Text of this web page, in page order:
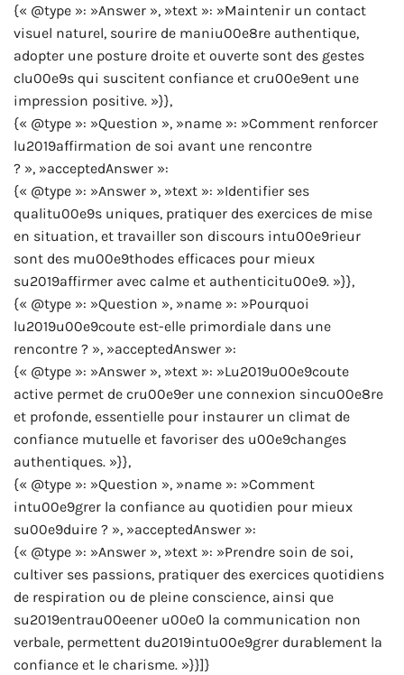
{« @type »: »Answer », »text »: »Maintenir un contact
visuel naturel, sourire de maniu00e8re authentique,
adopter une posture droite et ouverte sont des gestes
clu00e9s qui suscitent confiance et cru00e9ent une
impression positive. »}},
{« @type »: »Question », »name »: »Comment renforcer
lu2019affirmation de soi avant une rencontre
? », »acceptedAnswer »:
{« @type »: »Answer », »text »: »Identifier ses
qualitu00e9s uniques, pratiquer des exercices de mise
en situation, et travailler son discours intu00e9rieur
sont des mu00e9thodes efficaces pour mieux
su2019affirmer avec calme et authenticitu00e9. »}},
{« @type »: »Question », »name »: »Pourquoi
lu2019u00e9coute est-elle primordiale dans une
rencontre ? », »acceptedAnswer »:
{« @type »: »Answer », »text »: »Lu2019u00e9coute
active permet de cru00e9er une connexion sincu00e8re
et profonde, essentielle pour instaurer un climat de
confiance mutuelle et favoriser des u00e9changes
authentiques. »}},
{« @type »: »Question », »name »: »Comment
intu00e9grer la confiance au quotidien pour mieux
su00e9duire ? », »acceptedAnswer »:
{« @type »: »Answer », »text »: »Prendre soin de soi,
cultiver ses passions, pratiquer des exercices quotidiens
de respiration ou de pleine conscience, ainsi que
su2019entrau00eener u00e0 la communication non
verbale, permettent du2019intu00e9grer durablement la
confiance et le charisme. »}}]}